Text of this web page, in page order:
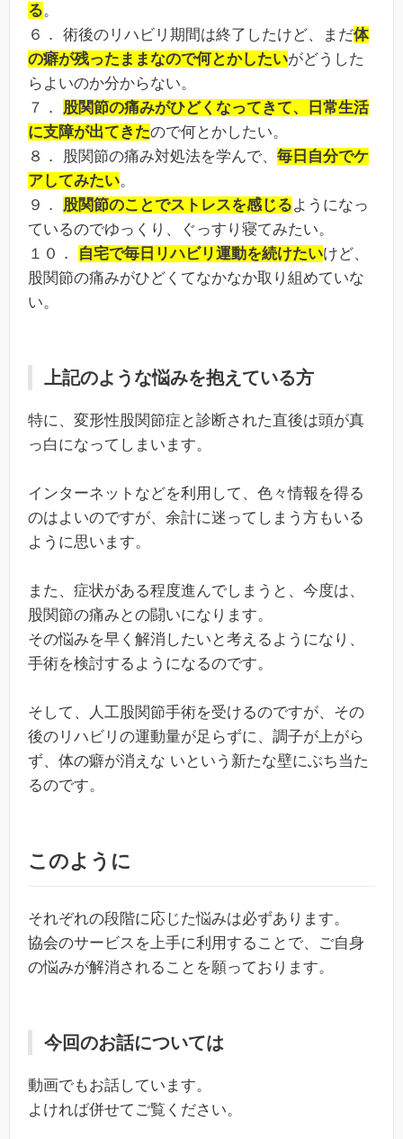
る。
６． 術後のリハビリ期間は終了したけど、まだ体
の癖が残ったままなので何とかしたいがどうした
らよいのか分からない。
７．
股関節の痛みがひどくなってきて、日常生活
に支障が出てきたので何とかしたい。
８． 股関節の痛み対処法を学んで、 毎日自分でケ
アしてみたい。
９．
股関節のことでストレスを感じるようになっ
ているのでゆっくり、ぐっすり寝てみたい。
１０．
自宅で毎日リハビリ運動を続けたいけど、
股関節の痛みがひどくてなかなか取り組めていな
い。
上記のような悩みを抱えている方
特に、変形性股関節症と診断された直後は頭が真
っ白になってしまいます。
インターネットなどを利用して、色々情報を得る
のはよいのですが、余計に迷ってしまう方もいる
ように思います。
また、症状がある程度進んでしまうと、今度は、
股関節の痛みとの闘いになります。
その悩みを早く解消したいと考えるようになり、
手術を検討するようになるのです。
そして、人工股関節手術を受けるのですが、その
後のリハビリの運動量が足らずに、調子が上がら
ず、体の癖が消えな いという新たな壁にぶち当た
るのです。
このように
それぞれの段階に応じた悩みは必ずあります。
協会のサービスを上手に利用することで、ご自身
の悩みが解消されることを願っております。
今回のお話については
動画でもお話しています。
よければ併せてご覧ください。